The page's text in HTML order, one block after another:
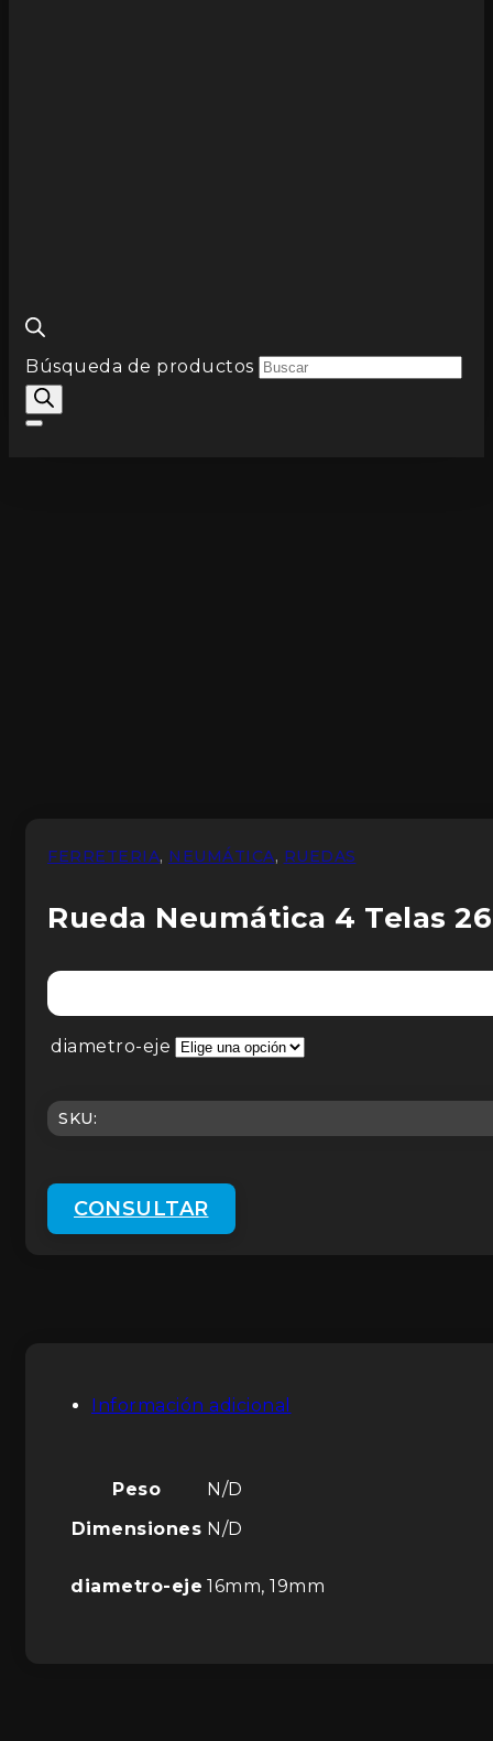
Búsqueda de productos
FERRETERIA, NEUMÁTICA, RUEDAS
Rueda Neumática 4 Telas
diametro-eje
SKU:
CONSULTAR
Información adicional
Peso
N/D
Dimensiones N/D
diametro-eje 16mm, 19mm